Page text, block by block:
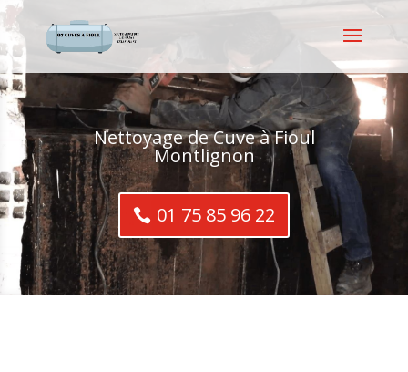
Nettoyage de Cuve à Fioul
Montlignon
01 75 85 96 22